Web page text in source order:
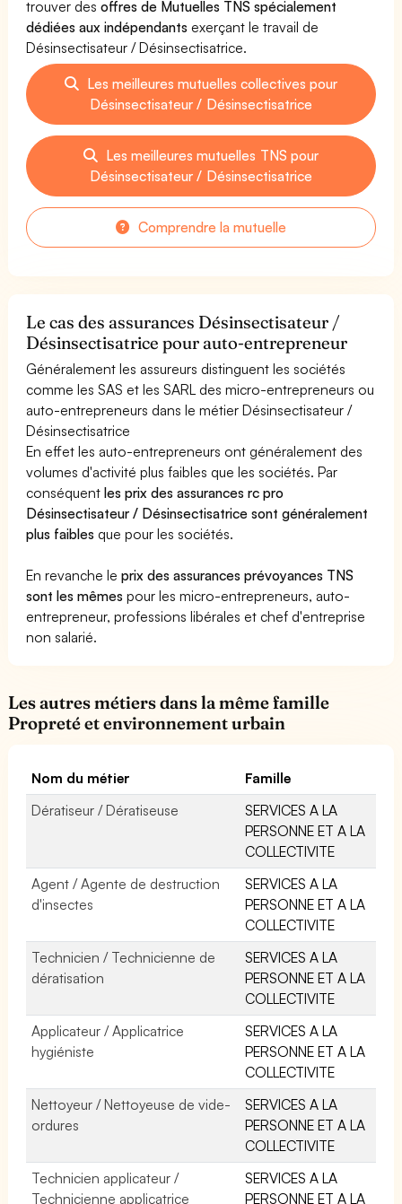
trouver desoffres de Mutuelles TNS spécialement
dédiées aux indépendants exerçant le travail de
Désinsectisateur / Désinsectisatrice.
Les meilleures mutuelles collectives pour
Désinsectisateur / Désinsectisatrice
Les meilleures mutuelles TNS pour
Désinsectisateur / Désinsectisatrice
Comprendre la mutuelle
Le cas des assurances Désinsectisateur /
Désinsectisatrice pour auto-entrepreneur
Généralement les assureurs distinguent les sociétés
comme les SAS et les SARL des micro-entrepreneurs ou
auto-entrepreneurs dans le métier Désinsectisateur /
Désinsectisatrice
En effet les auto-entrepreneurs ont généralement des
volumes d'activité plus faibles que les sociétés. Par
conséquentles prix des assurances rc pro
Désinsectisateur / Désinsectisatrice sont généralement
plus faibles que pour les sociétés.
En revanche leprix des assurances prévoyances TNS
sont les mêmes pour les micro-entrepreneurs, auto-
entrepreneur, professions libérales et chef d'entreprise
non salarié.
Les autres métiers dans la même famille
Propreté et environnement urbain
Nom du métier
Famille
Dératiseur / Dératiseuse
SERVICES A LA
PERSONNE ET A LA
COLLECTIVITE
Agent / Agente de destruction
d'insectes
SERVICES A LA
PERSONNE ET A LA
COLLECTIVITE
Technicien / Technicienne de
dératisation
SERVICES A LA
PERSONNE ET A LA
COLLECTIVITE
Applicateur / Applicatrice
hygiéniste
SERVICES A LA
PERSONNE ET A LA
COLLECTIVITE
Nettoyeur / Nettoyeuse de vide-
ordures
SERVICES A LA
PERSONNE ET A LA
COLLECTIVITE
Technicien applicateur /
Technicienne applicatrice
SERVICES A LA
PERSONNE ET A LA